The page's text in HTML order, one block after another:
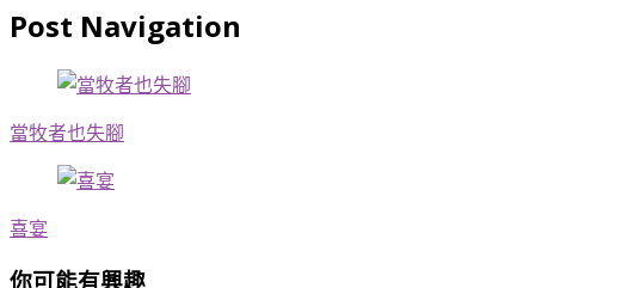
Post Navigation
當牧者也失腳
喜宴
你可能有興趣